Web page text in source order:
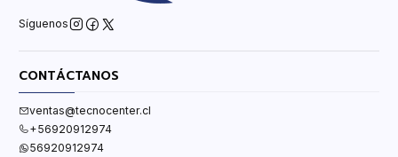
Síguenos
CONTÁCTANOS
ventas@tecnocenter.cl
+56920912974
56920912974